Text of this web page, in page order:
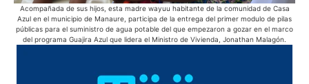
Acompañada de sus hijos, esta madre wayuu habitante de la comunidad de Casa
Azul en el municipio de Manaure, participa de la entrega del primer modulo de pilas
públicas para el suministro de agua potable del que empezaron a gozar en el marco
del programa Guajira Azul que lidera el Ministro de Vivienda, Jonathan Malagón.